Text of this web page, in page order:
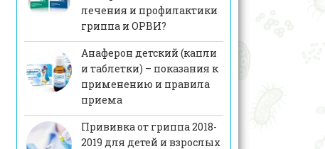
лечения и профилактики
гриппа и ОРВИ?
Анаферон детский (капли
и таблетки) – показания к
применению и правила
приема
Прививка от гриппа 2018-
2019 для детей и взрослых